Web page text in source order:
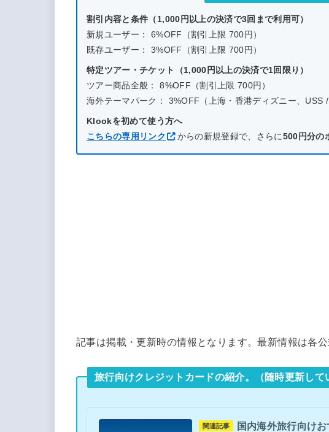
割引内容と条件（1,000円以上の決済で3回まで利用可）
新規ユーザー： 6%OFF（割引上限 700円）
既存ユーザー： 3%OFF（割引上限 700円）
特定ツアー・チケット（1,000円以上の決済で1回限り）
ツアー商品全般： 8%OFF（割引上限 700円）
海外テーマパーク： 3%OFF（上海・香港ディズニー、USS
Klookを初めて使う方へ
こちらの専用リンク
からの新規登録で、さらに500円分の
記事は掲載・更新時の情報となります。最新情報は各
旅行向けクレジットカードの紹介。（随時更新して
関連記事
国内海外旅行向け